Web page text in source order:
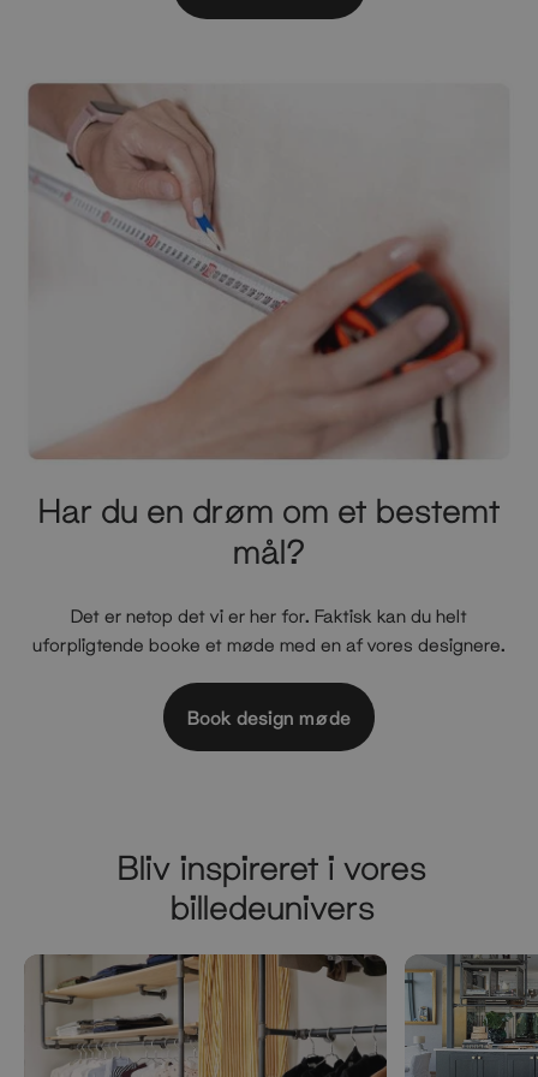
Har du en drøm om et bestemt
mål?
Det er netop det vi er her for. Faktisk kan du helt
uforpligtende booke et møde med en af vores designere.
Book design møde
Bliv inspireret i vores
billedeunivers